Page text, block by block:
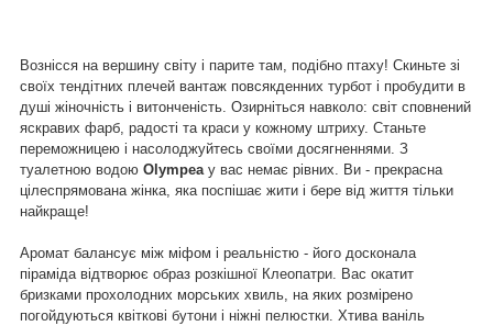
Вознісся на вершину світу і парите там, подібно птаху! Скиньте зі
своїх тендітних плечей вантаж повсякденних турбот і пробудити в
душі жіночність і витонченість. Озирніться навколо: світ сповнений
яскравих фарб, радості та краси у кожному штриху. Станьте
переможницею і насолоджуйтесь своїми досягненнями. З
туалетною водою Olympeaу вас немає рівних. Ви - прекрасна
цілеспрямована жінка, яка поспішає жити і бере від життя тільки
найкраще!
Аромат балансує між міфом і реальністю - його досконала
піраміда відтворює образ розкішної Клеопатри. Вас окатит
бризками прохолодних морських хвиль, на яких розмірено
погойдуються квіткові бутони і ніжні пелюстки. Хтива ваніль